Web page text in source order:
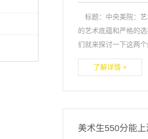
标题：中央美院：艺
的艺术底蕴和严格的
们就来探讨一下这两
了解详情 +
美术生550分能